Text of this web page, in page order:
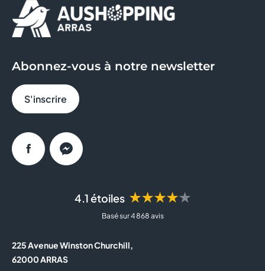
JEAN LOUIS DAVID
LA BOUTIQUE DU COIFFEUR
OPTIC 2000
PARAPHARMACIE
PARFOIS
4.1 étoiles ★★★★★
Basé sur 4 868 avis
225 Avenue Winston Churchill,
62000 ARRAS
Abonnez-vous à notre newsletter
S'inscrire
FacebookMessenger